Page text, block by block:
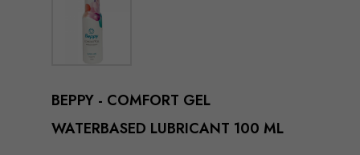
BEPPY - COMFORT GEL
WATERBASED LUBRICANT 100 ML